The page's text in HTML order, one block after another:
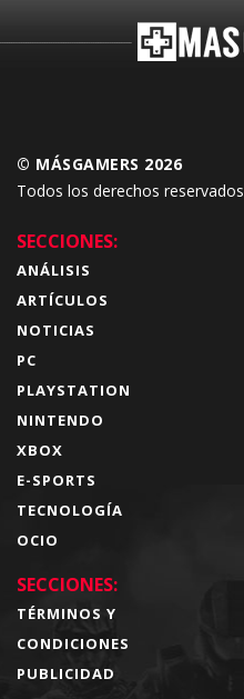
© MÁSGAMERS 2026
Todos los derechos reservados
SECCIONES:
ANÁLISIS
ARTÍCULOS
NOTICIAS
PC
PLAYSTATION
NINTENDO
XBOX
E-SPORTS
TECNOLOGÍA
OCIO
SECCIONES:
TÉRMINOS Y
CONDICIONES
PUBLICIDAD